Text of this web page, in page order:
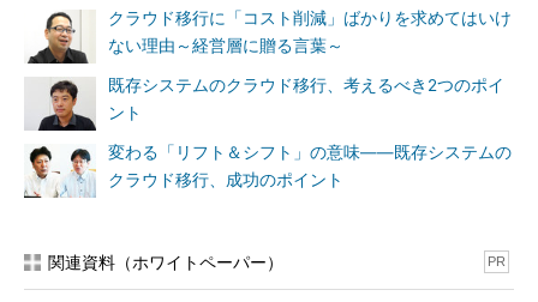
クラウド移行に「コスト削減」ばかりを求めてはいけ
ない理由～経営層に贈る言葉～
既存システムのクラウド移行、考えるべき2つのポイ
ント
変わる「リフト＆シフト」の意味――既存システムの
クラウド移行、成功のポイント
関連資料（ホワイトペーパー） PR